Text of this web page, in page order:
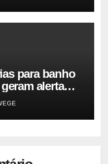
para banho
alerta
pública